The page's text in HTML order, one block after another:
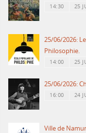
14:30 25
25/06/2026:
Philosophie.
14:00 25
25/06/2026:
16:00 24
Ville de